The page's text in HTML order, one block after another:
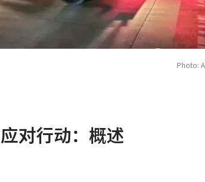
Photo:
对行动：概述